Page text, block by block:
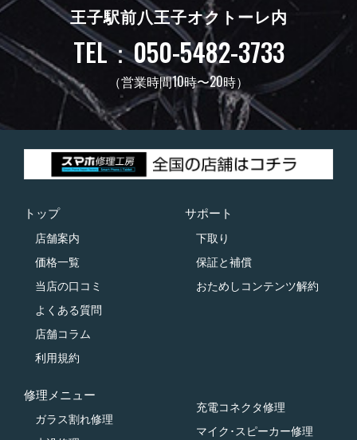
王子駅前八王子オクトーレ内
TEL：050-5482-3733
（営業時間10時〜20時）
トップ
店舗案内
価格一覧
当店の口コミ
よくある質問
店舗コラム
利用規約
サポート
下取り
保証と補償
おためしコンテンツ解約
修理メニュー
ガラス割れ修理
充電コネクタ修理
マイク･スピーカー修理